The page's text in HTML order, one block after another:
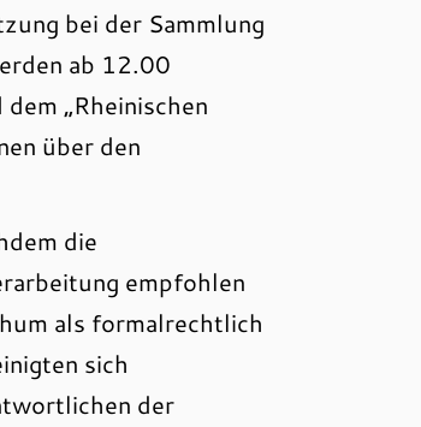
bei der Sammlung
ab 12.00
„Rheinischen
über den
die
empfohlen
als formalrechtlich
sich
der